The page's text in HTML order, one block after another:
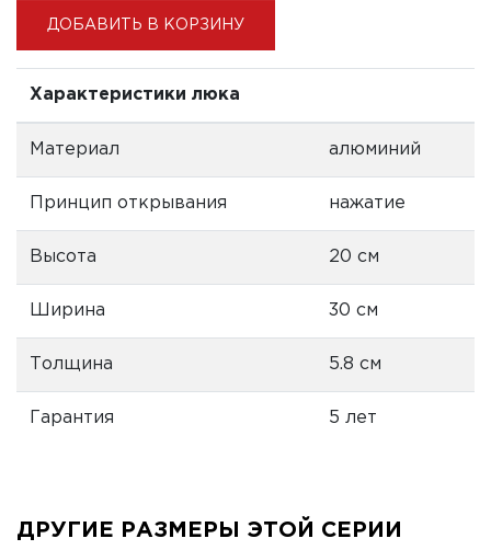
ДОБАВИТЬ В КОРЗИНУ
Характеристики люка
Материал алюминий
Принцип открывания нажатие
Высота 20 см
Ширина 30 см
Толщина 5.8 см
Гарантия 5 лет
ДРУГИЕ РАЗМЕРЫ ЭТОЙ СЕРИИ